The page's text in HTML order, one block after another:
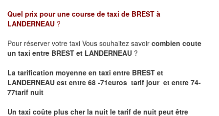
Quel prix pour une course de taxi de BREST à
LANDERNEAU ?
Pour réserver votre taxi Vous souhaitez savoir combien coute
un taxi entre BREST et LANDERNEAU ?
La tarification moyenne en taxi entre BREST et
LANDERNEAU est entre 68 -71euros tarif jour et entre 74-
77tarif nuit
Un taxi coûte plus cher la nuit le tarif de nuit peut être